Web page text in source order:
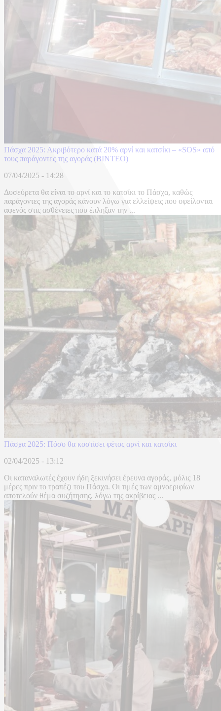
Πάσχα 2025: Ακριβότερο κατά 20% αρνί και κατσίκι – «SOS» από
τους παράγοντες της αγοράς (ΒΙΝΤΕΟ)
07/04/2025 - 14:28
Δυσεύρετα θα είναι το αρνί και το κατσίκι το Πάσχα, καθώς
παράγοντες της αγοράς κάνουν λόγω για ελλείψεις που οφείλονται
αφενός στις ασθένειες που έπληξαν την ...
Πάσχα 2025: Πόσο θα κοστίσει φέτος αρνί και κατσίκι
02/04/2025 - 13:12
Οι καταναλωτές έχουν ήδη ξεκινήσει έρευνα αγοράς, μόλις 18
μέρες πριν το τραπέζι του Πάσχα. Οι τιμές των αμνοεριφίων
αποτελούν θέμα συζήτησης, λόγω της ακρίβειας ...